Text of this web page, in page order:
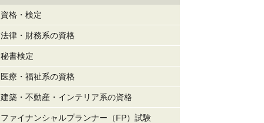
資格・検定
法律・財務系の資格
秘書検定
医療・福祉系の資格
建築・不動産・インテリア系の資格
ファイナンシャルプランナー（FP）試験